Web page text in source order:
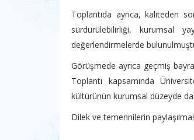
Toplantıda ayrıca, kaliteden
sürdürülebilirliği, kurumsal
değerlendirmelerde
Görüşmede ayrıca geçmiş
Toplantı kapsamında
kültürünün kurumsal düzeyde
Dilek ve temennilerin